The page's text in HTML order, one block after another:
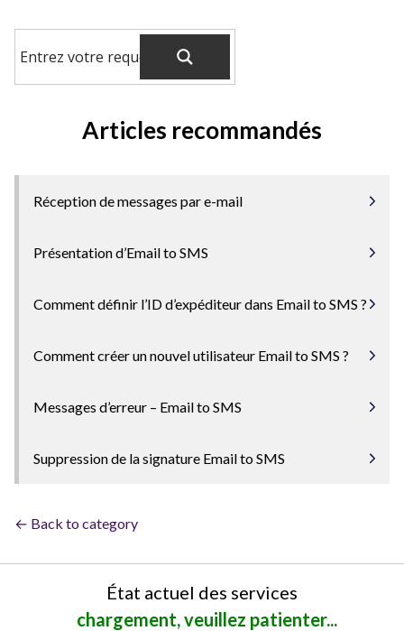
Articles recommandés
Réception de messages par e-mail
Présentation d’Email to SMS
Comment définir l’ID d’expéditeur dans Email to SMS ?
Comment créer un nouvel utilisateur Email to SMS ?
Messages d’erreur – Email to SMS
Suppression de la signature Email to SMS
← Back to category
État actuel des services
chargement, veuillez patienter...